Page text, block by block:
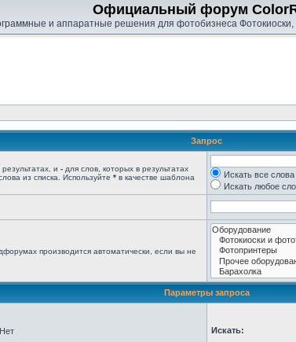
Официальный форум
и аппаратные решения для фотобизнеса
Запрос
и - для слов, которых в результатах
из списка. Используйте * в качестве шаблона
Искать все слова
Искать любое
производится автоматически, если вы не
Параметры запроса
Нет Искать: